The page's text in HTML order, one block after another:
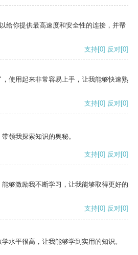
给你提供最高速度和安全性的连接，并帮
支持[0] 反对[0]
使用起来非常容易上手，让我能够快速熟
支持[0] 反对[0]
领我探索知识的奥秘。
支持[0] 反对[0]
够激励我不断学习，让我能够取得更好的
支持[0] 反对[0]
水平很高，让我能够学到实用的知识。